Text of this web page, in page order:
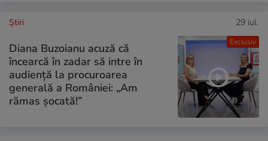
Exclusiv
Ştiri 29 iul.
Diana Buzoianu acuză că
încearcă în zadar să intre în
audiență la procuroarea
generală a României: „Am
rămas șocată!”